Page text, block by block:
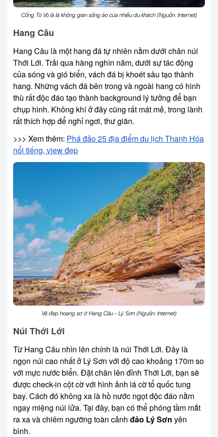
Cổng Tò Vò là là không gian sống ảo của nhiều du khách (Nguồn: Internet)
Hang Câu
Hang Câu là một hang đá tự nhiên nằm dưới chân núi
Thới Lới. Trải qua hàng nghìn năm, dưới sự tác động
của sóng và gió biển, vách đá bị khoét sâu tạo thành
hang. Những vách đá bên trong và ngoài hang có hình
thù rất độc đáo tạo thành background lý tưởng để bạn
chụp hình. Không khí ở đây cũng rất mát mẻ, trong lành
rất thích hợp để nghỉ ngơi, thư giãn.
>>> Xem thêm: Phá đảo 25 địa điểm du lịch Thanh Hóa
nổi tiếng, view đẹp
Vẻ đẹp hoang sơ ở Hang Câu - Lý Sơn (Nguồn: Internet)
Núi Thới Lới
Từ Hang Câu nhìn lên chính là núi Thới Lới. Đây là
ngọn núi cao nhất ở Lý Sơn với độ cao khoảng 170m so
với mực nước biển. Đặt chân lên đỉnh Thới Lới, bạn sẽ
được check-in cột cờ với hình ảnh lá cờ tổ quốc tung
bay. Cách đó không xa là hồ nước ngọt độc đáo nằm
ngay miệng núi lửa. Tại đây, bạn có thể phóng tầm mắt
ra xa và chiêm ngưỡng toàn cảnh đảo Lý Sơn yên
bình.